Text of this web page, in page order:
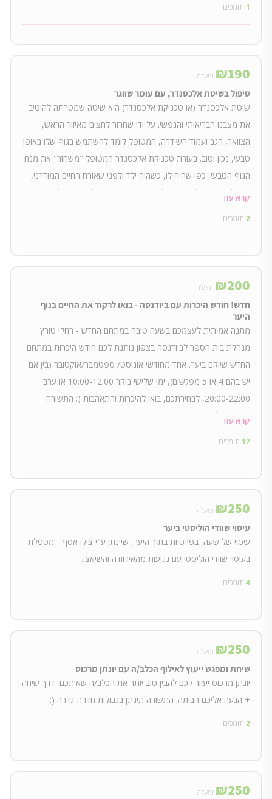
1 תומכים
₪190 ומעלה
טיפול בשיטת אלכסנדר, עם עומר שווגר
שיטת אלכסנדר (או טכניקת אלכסנדר) היא שיטה שמטרתה להיטיב
את מצבנו הבריאותי והנפשי. על ידי שחרור לחצים מאיזור הראש,
הצוואר, הגב ועמוד השידרה, המטופל לומד להשתמש בגוף שלו באופן
טבעי, נכון וטוב. בעזרת טכניקת אלכסנדר המטופל "משחזר" את מנח
הגוף הטבעי, כפי שהיה לו, כשהיה ילד ולפני שאורח החיים המודרני,
גרם לו לסטות ולאמץ הרגלים שגויים. מתאים לכל אדם מכל תחום.
קרא עוד
2 תומכים
₪200 ומעלה
חדש! חודש היכרות עם ביודנסה - בואו לרקוד את החיים בנוף
היער
מתנה אמיתית לעצמכם בשעה טובה במתחם החדש - רחלי טורץ
מנהלת בית הספר לביודנסה בצפון נותנת לכם חודש היכרות במתחם
החדש שיוקם ביער. אחד מחודשי אוגוסט/ ספטמבר/אוקטובר (בין אם
יש בהם 4 או 5 מפגשים), ימי שלישי בוקר 10:00-12:00 או ערב
20:00-22:00, לבחירתכם, בואו להיכרות והתאהבות (: התשורה
מתאימה לחדשים וותיקים גם יחד. אין צורך בידע קודם. הביודנסה היא
הטבע האנושי הראשוני שלנו, שביטויו נשחקו במרוצת השנים. מה
קרא עוד
17 תומכים
₪250 ומעלה
עיסוי שוודי הוליסטי ביער
עיסוי של שעה, בפרטיות בתוך היער, שיינתן ע"י צילי אסף - מטפלת
בעיסוי שוודי הוליסטי עם נגיעות מהאירוודה והשיאצו.
4 תומכים
₪250 ומעלה
שיחת ומפגש ייעוץ לאילוף הכלב/ה עם יונתן מרכוס
יונתן מרכוס יעזור לכם להבין טוב יותר את הכלב/ה שאיתכם, דרך שיחה
+ הגעה אליכם הביתה. התשורה תינתן בגבולות חדרה-גדרה (:
2 תומכים
₪250 ומעלה